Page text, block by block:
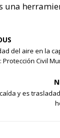
una
del aire en la
Protección Civil
y es